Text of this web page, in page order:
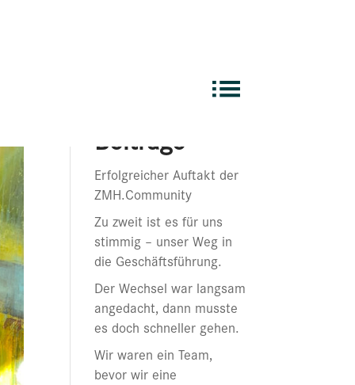
Beiträge
Erfolgreicher Auftakt der
ZMH.Community
Zu zweit ist es für uns
stimmig – unser Weg in
die Geschäftsführung.
Der Wechsel war langsam
angedacht, dann musste
es doch schneller gehen.
Wir waren ein Team,
bevor wir eine